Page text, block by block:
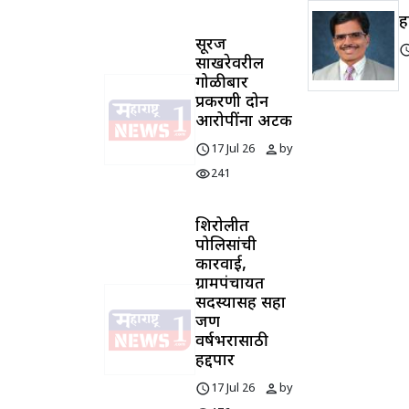
सूरज
साखरेवरील
गोळीबार
प्रकरणी दोन
आरोपींना अटक
schedule17 Jul 26 personby
visibility241
शिरोलीत
पोलिसांची
कारवाई,
ग्रामपंचायत
सदस्यासह सहा
जण
वर्षभरासाठी
हद्दपार
schedule17 Jul 26 personby